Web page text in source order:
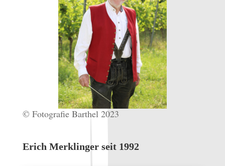
© Fotografie Barthel 2023
Erich Merklinger seit 1992